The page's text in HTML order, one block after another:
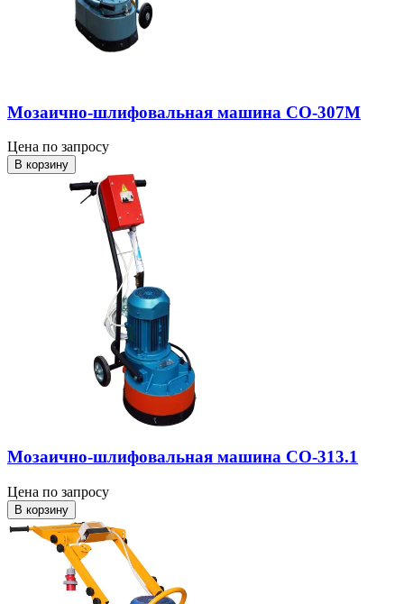
Мозаично-шлифовальная машина СО-307М
Цена по запросу
В корзину
Мозаично-шлифовальная машина СО-313.1
Цена по запросу
В корзину